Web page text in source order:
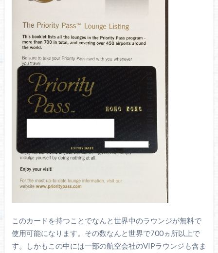
このカードを持つことでなんと世界中のラウンジが無料で
使用可能になります。その数なんと世界で700ヵ所以上で
す。しかもこの中には一部の航空会社のVIPラウンジも含ま